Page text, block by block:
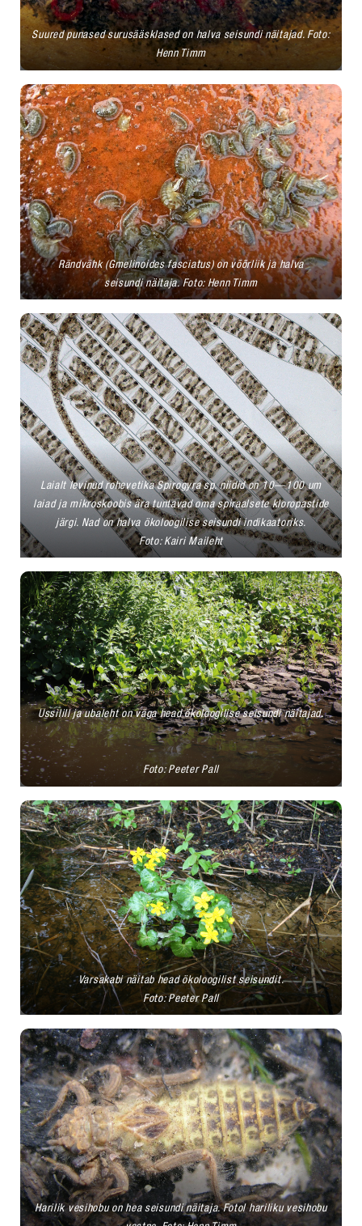
Suured punased surusääsklased on halva seisundi näitajad. Foto:
Henn Timm
Rändvähk (Gmelinoides fasciatus) on võõrliik ja halva
seisundi näitaja. Foto: Henn Timm
Laialt levinud rohevetika Spirogyra sp. niidid on 10—100 um
laiad ja mikroskoobis ära tuntavad oma spiraalsete kloropastide
järgi. Nad on halva ökoloogilise seisundi indikaatoriks.
Foto: Kairi Maileht
Ussilill ja ubaleht on väga head ökoloogilise seisundi näitajad.
Foto: Peeter Pall
Varsakabi näitab head ökoloogilist seisundit.
Foto: Peeter Pall
Harilik vesihobu on hea seisundi näitaja. Fotol hariliku vesihobu